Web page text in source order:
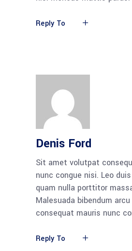
Reply To
Denis Ford
Sit amet volutpat
nunc congue nisi. Leo
quam nulla porttitor
Malesuada bibendum
consequat mauris nunc
Reply To